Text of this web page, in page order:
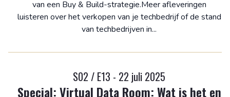
van een Buy & Build-strategie.Meer afleveringen
luisteren over het verkopen van je techbedrijf of de stand
van techbedrijven in...
S02 / E13 - 22 juli 2025
Special: Virtual Data Room: Wat is het en